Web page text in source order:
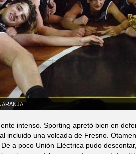
intenso. Sporting apretó bien en
incluido una volcada de Fresno.
a poco Unión Eléctrica pudo